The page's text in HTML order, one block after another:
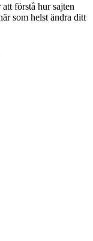
förstå hur sajten
som helst ändra ditt